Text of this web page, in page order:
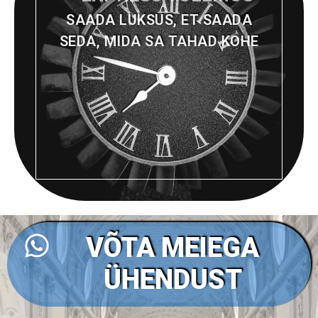
SAADA LUKSUS, ET SAADA
SEDA, MIDA SA TAHAD KOHE
VÕTA MEIEGA
ÜHENDUST